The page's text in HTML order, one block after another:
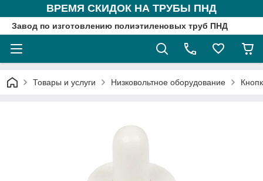
ВРЕМЯ СКИДОК НА ТРУБЫ ПНД
Завод по изготовлению полиэтиленовых труб ПНД
Товары и услуги Низковольтное оборудование